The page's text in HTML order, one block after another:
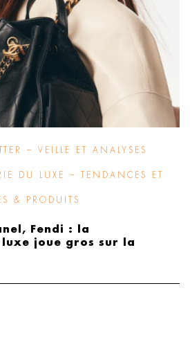
– VEILLE ET ANALYSES
DU LUXE – TENDANCES ET
& PRODUITS
Fendi : la
joue gros sur la